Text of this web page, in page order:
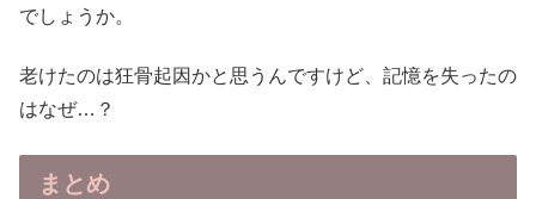
でしょうか。
老けたのは狂骨起因かと思うんですけど、記憶を失ったの
はなぜ…？
まとめ